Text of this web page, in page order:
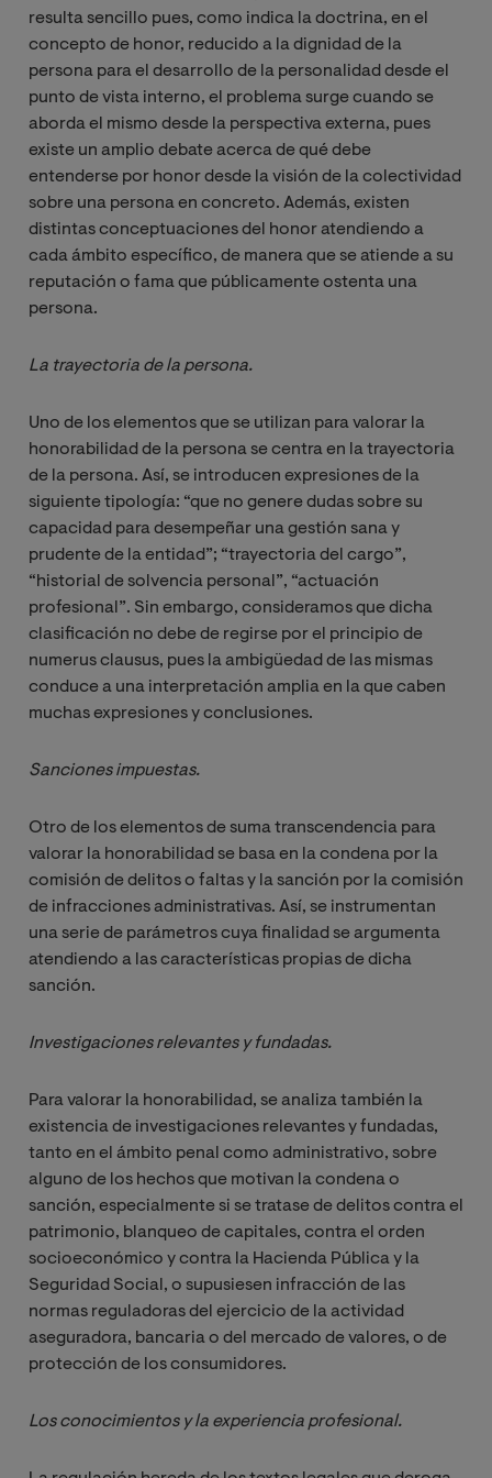
resulta sencillo pues, como indica la doctrina, en el
concepto de honor, reducido a la dignidad de la
persona para el desarrollo de la personalidad desde el
punto de vista interno, el problema surge cuando se
aborda el mismo desde la perspectiva externa, pues
existe un amplio debate acerca de qué debe
entenderse por honor desde la visión de la colectividad
sobre una persona en concreto. Además, existen
distintas conceptuaciones del honor atendiendo a
cada ámbito específico, de manera que se atiende a su
reputación o fama que públicamente ostenta una
persona.
La trayectoria de la persona.
Uno de los elementos que se utilizan para valorar la
honorabilidad de la persona se centra en la trayectoria
de la persona. Así, se introducen expresiones de la
siguiente tipología: “que no genere dudas sobre su
capacidad para desempeñar una gestión sana y
prudente de la entidad”; “trayectoria del cargo”,
“historial de solvencia personal”, “actuación
profesional”. Sin embargo, consideramos que dicha
clasificación no debe de regirse por el principio de
numerus clausus, pues la ambigüedad de las mismas
conduce a una interpretación amplia en la que caben
muchas expresiones y conclusiones.
Sanciones impuestas.
Otro de los elementos de suma transcendencia para
valorar la honorabilidad se basa en la condena por la
comisión de delitos o faltas y la sanción por la comisión
de infracciones administrativas. Así, se instrumentan
una serie de parámetros cuya finalidad se argumenta
atendiendo a las características propias de dicha
sanción.
Investigaciones relevantes y fundadas.
Para valorar la honorabilidad, se analiza también la
existencia de investigaciones relevantes y fundadas,
tanto en el ámbito penal como administrativo, sobre
alguno de los hechos que motivan la condena o
sanción, especialmente si se tratase de delitos contra el
patrimonio, blanqueo de capitales, contra el orden
socioeconómico y contra la Hacienda Pública y la
Seguridad Social, o supusiesen infracción de las
normas reguladoras del ejercicio de la actividad
aseguradora, bancaria o del mercado de valores, o de
protección de los consumidores.
Los conocimientos y la experiencia profesional.